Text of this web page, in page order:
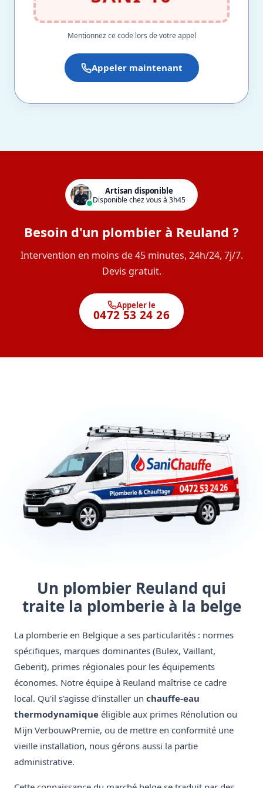
Mentionnez ce code lors de votre appel
Appeler maintenant
Artisan disponible
Disponible chez vous à 3h45
Besoin d'un plombier à Reuland ?
Intervention en moins de 45 minutes, 24h/24, 7j/7.
Devis gratuit.
Appeler le
0472 53 24 26
Un plombier Reuland qui
traite la plomberie à la belge
La plomberie en Belgique a ses particularités : normes
spécifiques, marques dominantes (Bulex, Vaillant,
Geberit), primes régionales pour les équipements
économes. Notre équipe à Reuland maîtrise ce cadre
local. Qu'il s'agisse d'installer un chauffe-eau
thermodynamique éligible aux primes Rénolution ou
Mijn VerbouwPremie, ou de mettre en conformité une
vieille installation, nous gérons aussi la partie
administrative.